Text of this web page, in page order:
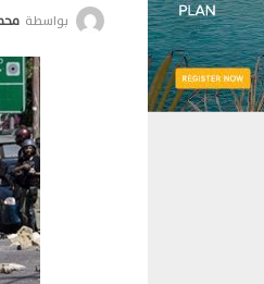
بواسطة